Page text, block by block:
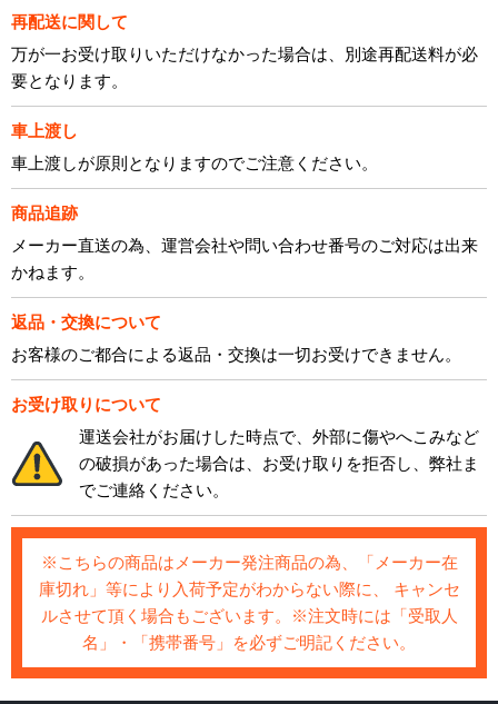
再配送に関して
万が一お受け取りいただけなかった場合は、別途再配送料が必
要となります。
車上渡し
車上渡しが原則となりますのでご注意ください。
商品追跡
メーカー直送の為、運営会社や問い合わせ番号のご対応は出来
かねます。
返品・交換について
お客様のご都合による返品・交換は一切お受けできません。
お受け取りについて
運送会社がお届けした時点で、外部に傷やへこみなど
の破損があった場合は、お受け取りを拒否し、弊社ま
でご連絡ください。
※こちらの商品はメーカー発注商品の為、「メーカー在
庫切れ」等により入荷予定がわからない際に、 キャンセ
ルさせて頂く場合もございます。※注文時には「受取人
名」・「携帯番号」を必ずご明記ください。